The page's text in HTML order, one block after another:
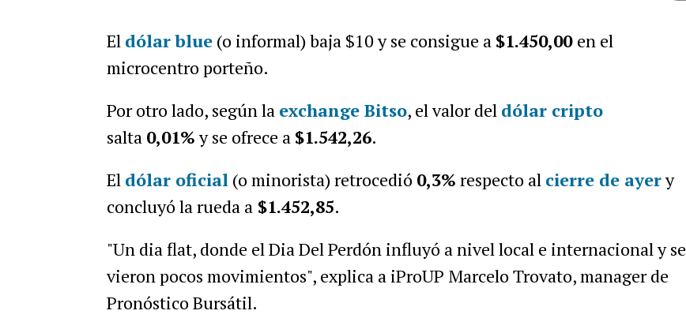
El dólar blue(o informal) baja $10 y se consigue a $1.450,00 en el
microcentro porteño.
Por otro lado, según la exchange Bitso, el valor del dólar cripto
salta 0,01%y se ofrece a $1.542,26.
El dólar oficial (o minorista) retrocedió 0,3% respecto al cierre de ayery
concluyó la rueda a $1.452,85.
"Un dia flat, donde el Dia Del Perdón influyó a nivel local e internacional y se
vieron pocos movimientos", explica a iProUP Marcelo Trovato, manager de
Pronóstico Bursátil.